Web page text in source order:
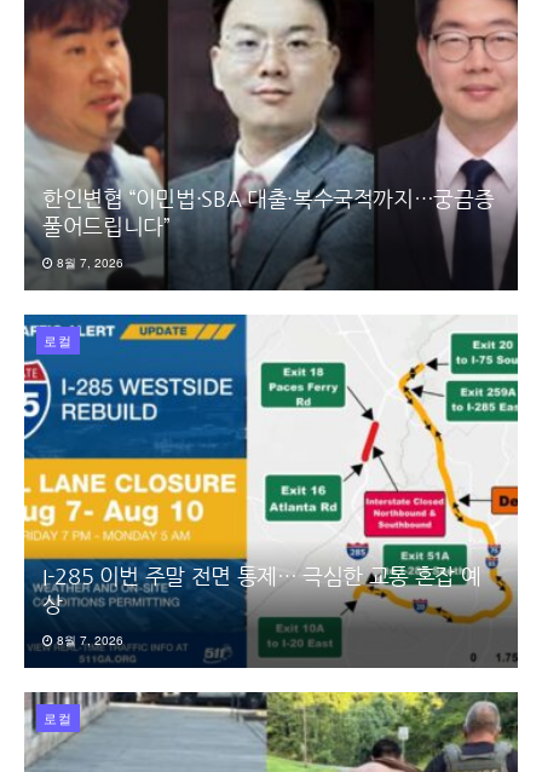
한인변협 “이민법·SBA 대출·복수국적까지…궁금증
풀어드립니다”
8월 7, 2026
로컬
I-285 이번 주말 전면 통제… 극심한 교통 혼잡 예
상
8월 7, 2026
로컬